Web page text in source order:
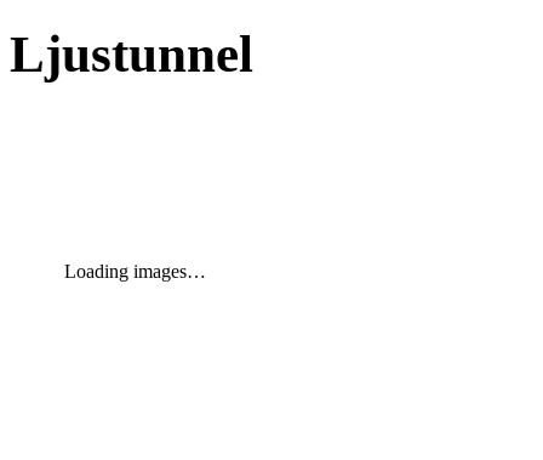
Ljustunnel
Loading images…